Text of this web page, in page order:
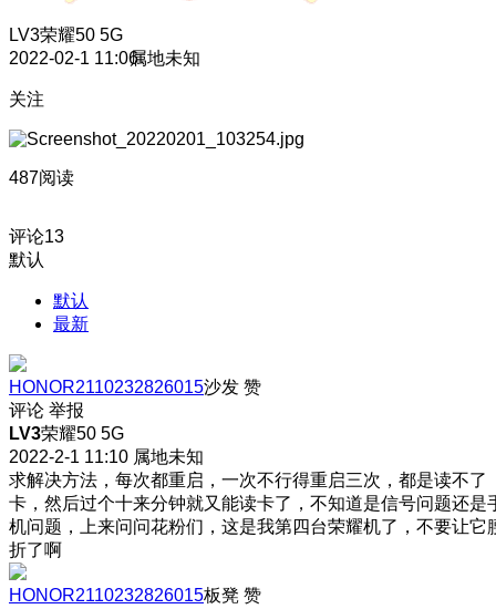
LV3荣耀50 5G
2022-02-1 11:06属地未知
关注
487阅读
评论13
默认
默认
最新
HONOR2110232826015沙发 赞
评论 举报
LV3荣耀50 5G
2022-2-1 11:10 属地未知
求解决方法，每次都重启，一次不行得重启三次，都是读不了
卡，然后过个十来分钟就又能读卡了，不知道是信号问题还是
机问题，上来问问花粉们，这是我第四台荣耀机了，不要让它
折了啊
HONOR2110232826015板凳 赞